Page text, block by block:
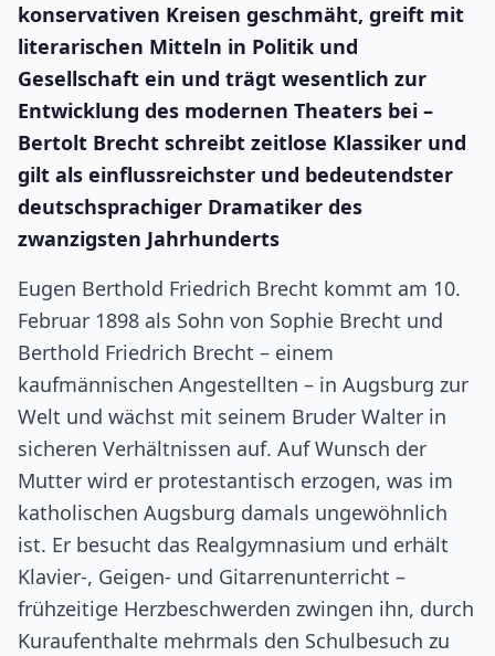
konservativen Kreisen geschmäht, greift mit
literarischen Mitteln in Politik und
Gesellschaft ein und trägt wesentlich zur
Entwicklung des modernen Theaters bei –
Bertolt Brecht schreibt zeitlose Klassiker und
gilt als einflussreichster und bedeutendster
deutschsprachiger Dramatiker des
zwanzigsten Jahrhunderts
Eugen Berthold Friedrich Brecht kommt am 10.
Februar 1898 als Sohn von Sophie Brecht und
Berthold Friedrich Brecht – einem
kaufmännischen Angestellten – in Augsburg zur
Welt und wächst mit seinem Bruder Walter in
sicheren Verhältnissen auf. Auf Wunsch der
Mutter wird er protestantisch erzogen, was im
katholischen Augsburg damals ungewöhnlich
ist. Er besucht das Realgymnasium und erhält
Klavier-, Geigen- und Gitarrenunterricht –
frühzeitige Herzbeschwerden zwingen ihn, durch
Kuraufenthalte mehrmals den Schulbesuch zu